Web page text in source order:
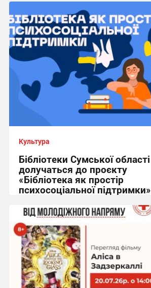
Культура
Бібліотеки Сумської області
долучаться до проєкту
«Бібліотека як простір
психосоціальної підтримки»
10:07, 22.07.2026